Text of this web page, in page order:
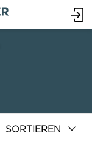
SORTIEREN